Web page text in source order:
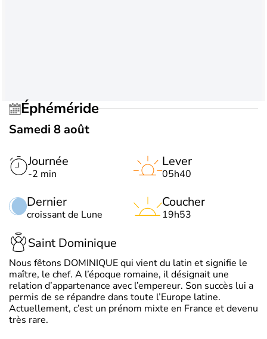
Éphéméride
Samedi 8 août
Journée
-2 min
Dernier
croissant de Lune
Lever
05h40
Coucher
19h53
Saint Dominique
Nous fêtons DOMINIQUE qui vient du latin et signifie le
maître, le chef. A l’époque romaine, il désignait une
relation d’appartenance avec l’empereur. Son succès lui a
permis de se répandre dans toute l’Europe latine.
Actuellement, c’est un prénom mixte en France et devenu
très rare.